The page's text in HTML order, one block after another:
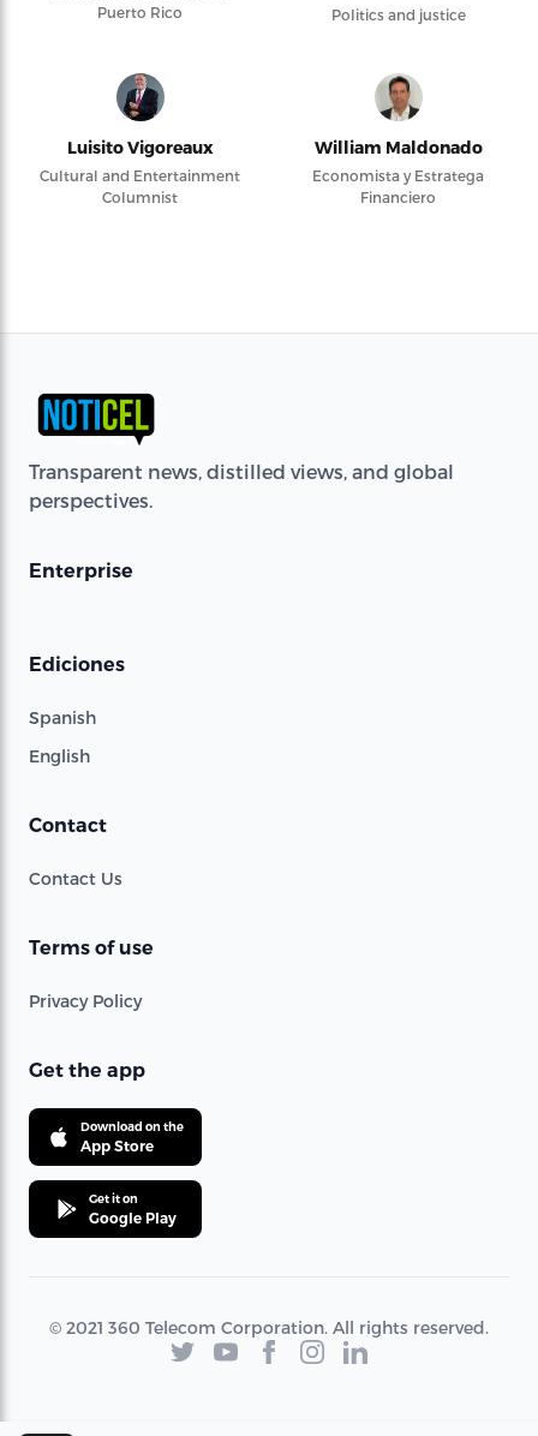
Puerto Rico
Politics and justice
Luisito Vigoreaux
Cultural and Entertainment
Columnist
William Maldonado
Economista y Estratega
Financiero
Transparent news, distilled views, and global
perspectives.
Enterprise
Ediciones
Spanish
English
Contact
Contact Us
Terms of use
Privacy Policy
Get the app
Download on the
App Store
Get it on
Google Play
© 2021 360 Telecom Corporation. All rights reserved.